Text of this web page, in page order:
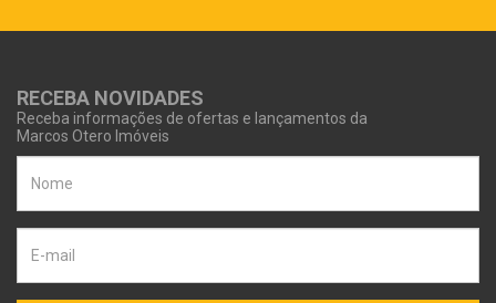
RECEBA NOVIDADES
Receba informações de ofertas e lançamentos da
Marcos Otero Imóveis